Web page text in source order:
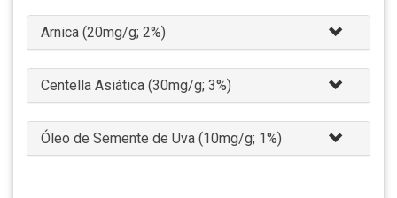
Arnica (20mg/g; 2%)
Centella Asiática (30mg/g; 3%)
Óleo de Semente de Uva (10mg/g; 1%)